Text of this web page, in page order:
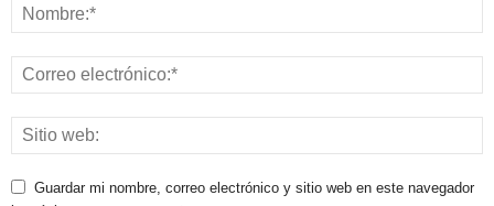
Guardar mi nombre, correo electrónico y sitio web en este navegador